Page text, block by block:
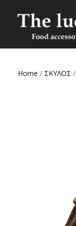
Home / ΣΚΥΛΟΣ /